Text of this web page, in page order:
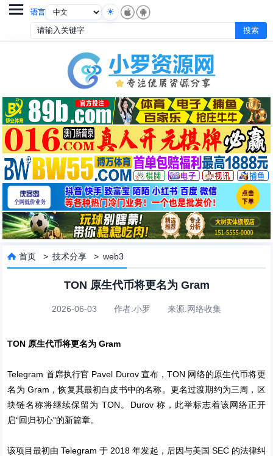
语言

 首页 >技术分享 >web3
TON 原生代币将更名为 Gram
2026-06-03 作者:小罗 来源:网络收集
TON 原生代币将更名为 Gram
Telegram 首席执行官 Pavel Durov 宣布，TON 网络的原生代币将更
名为 Gram，恢复其最初白皮书中的名称。更名过渡期约为三周，区
块链名称将继续保留为 TON。Durov 称，此举标志着该网络正开
启“回归初心”的新篇章。
该项目最初由 Telegram 于 2018 年发起，后因与美国 SEC 的法律纠